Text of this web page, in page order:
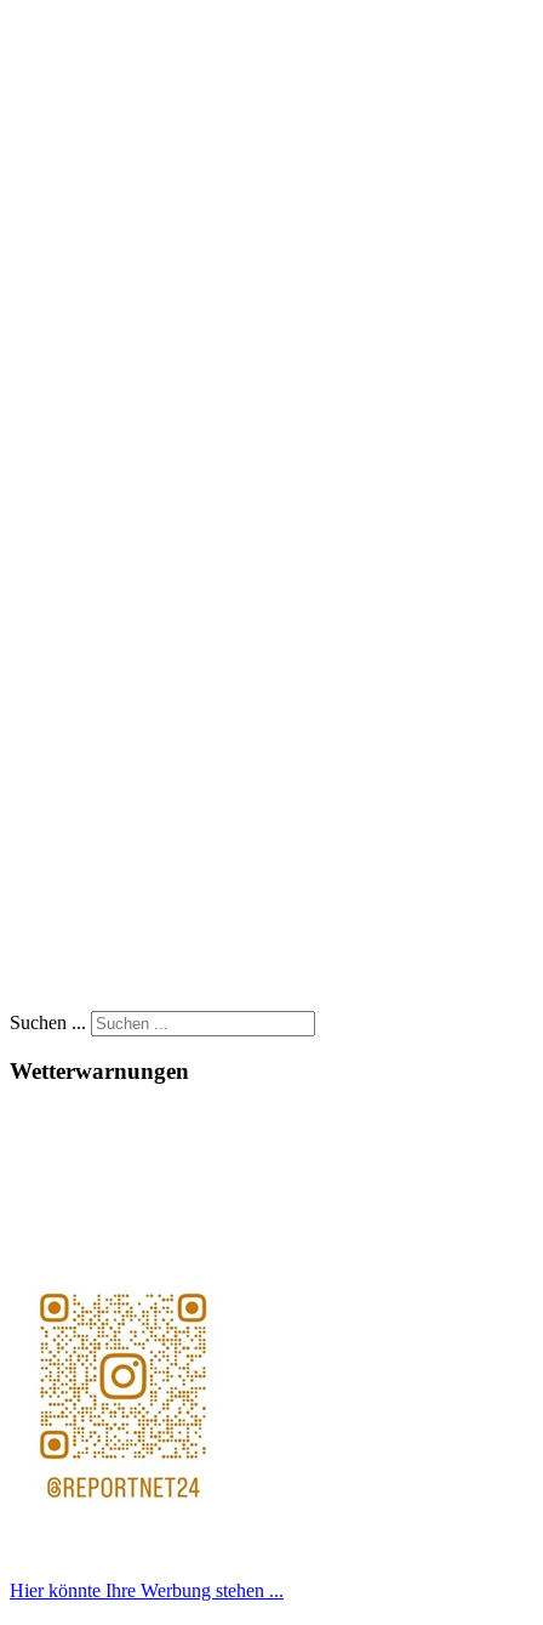
Suchen ...
Wetterwarnungen
Hier könnte Ihre Werbung stehen ...